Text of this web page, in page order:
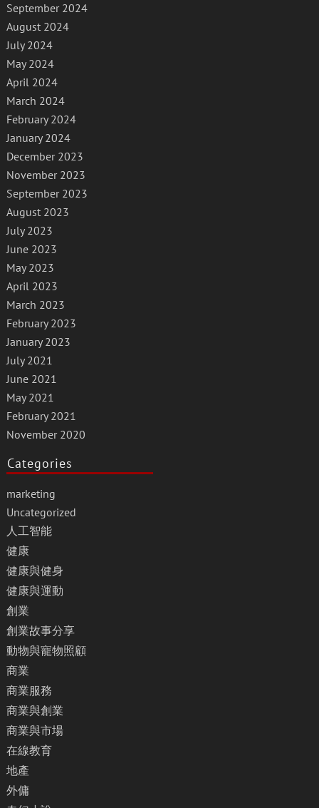
September 2024
August 2024
July 2024
May 2024
April 2024
March 2024
February 2024
January 2024
December 2023
November 2023
September 2023
August 2023
July 2023
June 2023
May 2023
April 2023
March 2023
February 2023
January 2023
July 2021
June 2021
May 2021
February 2021
November 2020
Categories
marketing
Uncategorized
人工智能
健康
健康與健身
健康與運動
創業
創業故事分享
動物與寵物照顧
商業
商業服務
商業與創業
商業與市場
在線教育
地產
外傭